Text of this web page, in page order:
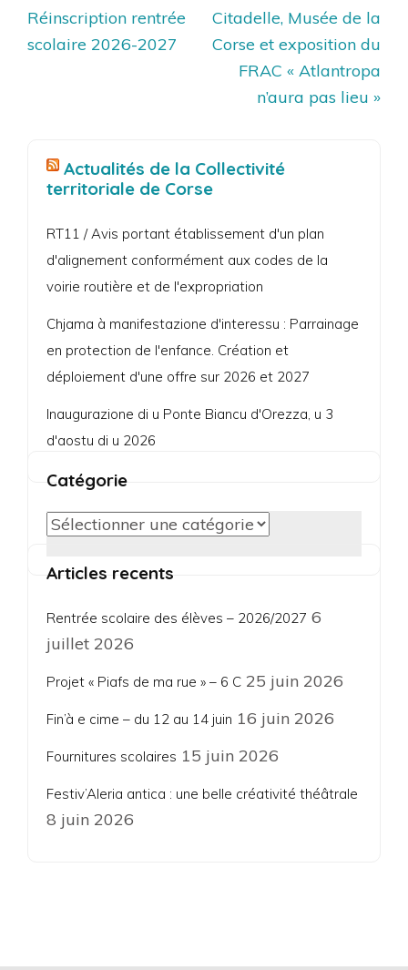
Navigation
de
Réinscription rentrée
scolaire 2026-2027
Citadelle, Musée de la
Corse et exposition du
FRAC « Atlantropa
n’aura pas lieu »
Actualités de la Collectivité
territoriale de Corse
RT11 / Avis portant établissement d'un plan
d'alignement conformément aux codes de la
voirie routière et de l'expropriation
Chjama à manifestazione d'interessu : Parrainage
en protection de l'enfance. Création et
déploiement d'une offre sur 2026 et 2027
Inaugurazione di u Ponte Biancu d'Orezza, u 3
d'aostu di u 2026
Catégorie
Catégorie
Articles recents
Rentrée scolaire des élèves – 2026/2027 6
juillet 2026
Projet « Piafs de ma rue » – 6 C 25 juin 2026
Fin’à e cime – du 12 au 14 juin 16 juin 2026
Fournitures scolaires 15 juin 2026
Festiv’Aleria antica : une belle créativité théâtrale
8 juin 2026